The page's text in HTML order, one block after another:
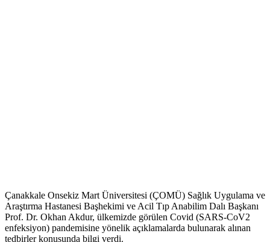
Çanakkale Onsekiz Mart Üniversitesi (ÇOMÜ) Sağlık Uygulama ve
Araştırma Hastanesi Başhekimi ve Acil Tıp Anabilim Dalı Başkanı
Prof. Dr. Okhan Akdur, ülkemizde görülen Covid (SARS-CoV2
enfeksiyon) pandemisine yönelik açıklamalarda bulunarak alınan
tedbirler konusunda bilgi verdi.